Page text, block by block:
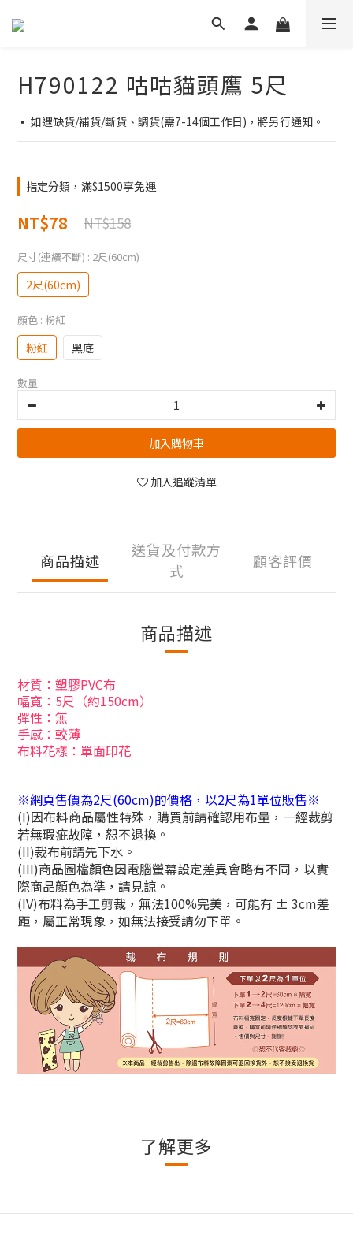
H790122 咕咕貓頭鷹 5尺
▪ 如遇缺貨/補貨/斷貨、調貨(需7-14個工作日)，將另行通知。
指定分類，滿$1500享免運
NT$78 NT$158
尺寸(連續不斷) : 2尺(60cm)
2尺(60cm)
顏色 : 粉紅
粉紅 黑底
數量
加入購物車
加入追蹤清單
商品描述
送貨及付款方
式
顧客評價
商品描述
材質：塑膠PVC布
幅寬：5尺（約150cm）
彈性：無
手感：較薄
布料花樣：單面印花
※網頁售價為2尺(60cm)的價格，以2尺為1單位販售※
(I)因布料商品屬性特殊，購買前請確認用布量，一經裁剪
若無瑕疵故障，恕不退換。
(II)裁布前請先下水。
(III)商品圖檔顏色因電腦螢幕設定差異會略有不同，以實
際商品顏色為準，請見諒。
(IV)布料為手工剪裁，無法100%完美，可能有 ± 3cm差
距，屬正常現象，如無法接受請勿下單。
了解更多